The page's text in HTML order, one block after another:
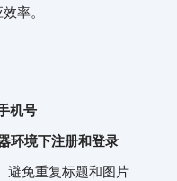
率。
机号
环境下注册和登录
避免重复标题和图片